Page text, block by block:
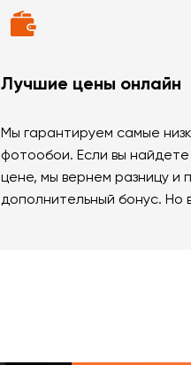
Лучшие цены онлайн
Мы гарантируем самые
фотообои. Если вы
цене, мы вернем разницу и
дополнительный бонус. Но